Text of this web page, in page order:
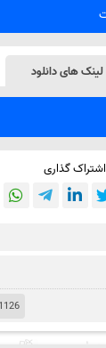
لینک های دانلود
اشتراک گذاری